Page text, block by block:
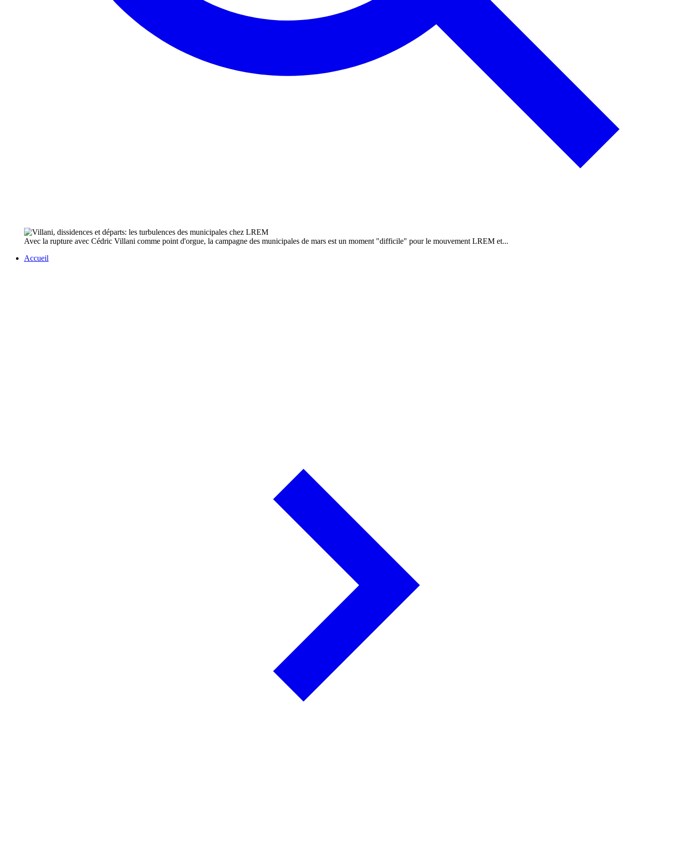
Avec la rupture avec Cédric Villani comme point d'orgue, la campagne des municipales de mars est un moment "difficile" pour le mouvement LREM et...
Accueil